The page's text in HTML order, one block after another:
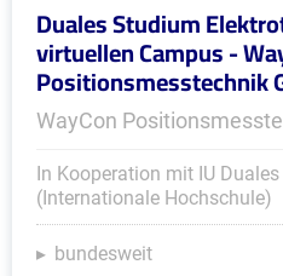
Duales Studium
virtuellen Campus -
Positionsmesstechnik
WayCon
In Kooperation mit IU
(Internationale Hochschule)
bundesweit